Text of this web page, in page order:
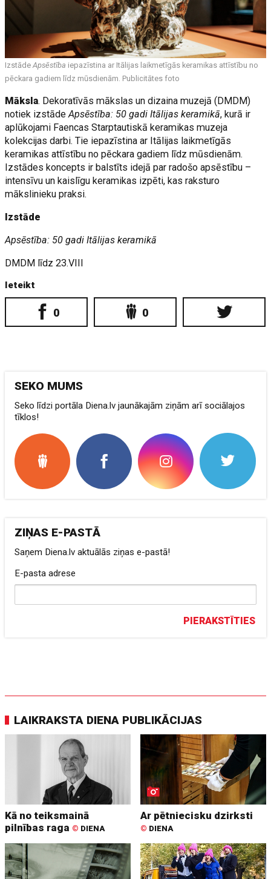
IzstādeApsēstība iepazīstina ar Itālijas laikmetīgās keramikas attīstību no
pēckara gadiem līdz mūsdienām. Publicitātes foto
Māksla. Dekoratīvās mākslas un dizaina muzejā (DMDM)
notiek izstādeApsēstība: 50 gadi Itālijas keramikā, kurā ir
aplūkojami Faencas Starptautiskā keramikas muzeja
kolekcijas darbi. Tie iepazīstina ar Itālijas laikmetīgās
keramikas attīstību no pēckara gadiem līdz mūsdienām.
Izstādes koncepts ir balstīts idejā par radošo apsēstību –
intensīvu un kaislīgu keramikas izpēti, kas raksturo
mākslinieku praksi.
Izstāde
Apsēstība: 50 gadi Itālijas keramikā
DMDM līdz 23.VIII
Ieteikt
0 0
SEKO MUMS
Seko līdzi portāla Diena.lv jaunākajām ziņām arī sociālajos
tīklos!
ZIŅAS E-PASTĀ
Saņem Diena.lv aktuālās ziņas e-pastā!
E-pasta adrese
PIERAKSTĪTIES
LAIKRAKSTA DIENA PUBLIKĀCIJAS
Kā no teiksmainā
pilnības raga © DIENA
Ar pētniecisku dzirksti
© DIENA